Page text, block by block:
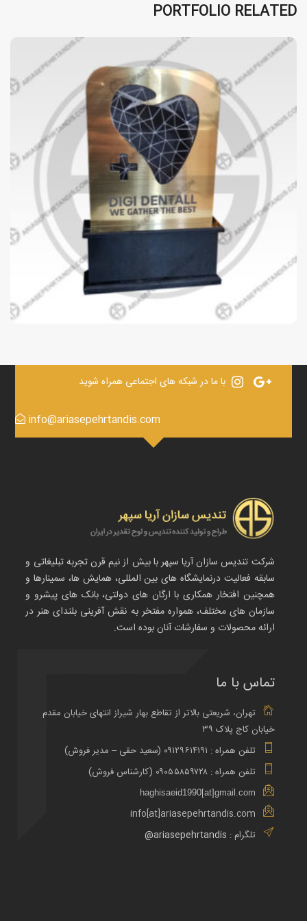
PORTFOLIO RELATED
با ما در شبکه های اجتماعی همراه شوید
info@ariasepehrtandis.com
شرکت تندیس سازان آریا سپهر با بیش از نیم قرن تجربه تبلیغاتی و
سابقه فعالیت درنمایشگاه های بین المللی، همایش ها، سمینارها و
همچنین افتخار همکاری با ارگان های دولتی، بانک های پیشرو و
سازمان های مختلف، همواره مفتخر به نقش آفرینی بلندای هنر در
ارائه محصولات و سفارشات آنان بوده است.
تماس با ما
تهران، شریعتی بالاتر از تقاطع بهار شیراز انتهای خیابان مقدم
خیابان کاج پلاک ۳۹
تلفن همراه : ۰۹۱۲۹۶۱۴۱۹۱ (سعید حقی – مدیر فروش)
تلفن همراه : ۰۹۰۵۵۸۵۹۷۲۸ (کارشناس فروش)
haghisaeid1990[at]gmail.com
info[at]ariasepehrtandis.com
تلگرام : ariasepehrtandis@